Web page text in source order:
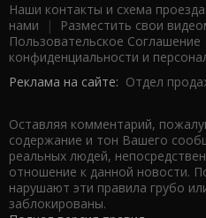
Наши контакты и схема проезда
нами | Разместить свои
Пользовательское Соглашение
конфиденциальности и
Реклама на сайте: Отдел
Оставляя комментарий,
содержание и тон Вашего
реальных людей,
отношение к данной новости.
нарушают эти правила грубо
заблокированы.